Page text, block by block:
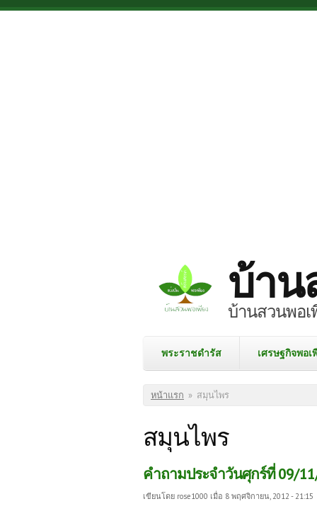
Skip to main content
บ้าน
บ้านสวนพอเ
พระราชดำรัส เศรษฐกิจพอเ
คุณอยู่ที่นี่
หน้าแรก » สมุนไพร
สมุนไพร
คำถามประจำวันศุกร์ที่ 09/
เขียนโดย rose1000 เมื่อ 8 พฤศจิกายน, 2012 - 21:15